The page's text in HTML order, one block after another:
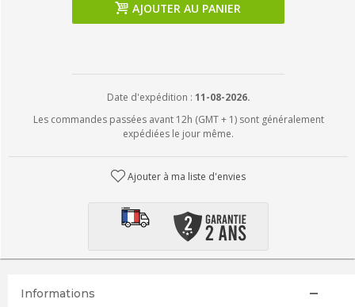
AJOUTER AU PANIER
Date d'expédition : 11-08-2026.
Les commandes passées avant 12h (GMT + 1) sont généralement
expédiées le jour même.
Ajouter à ma liste d'envies
Informations